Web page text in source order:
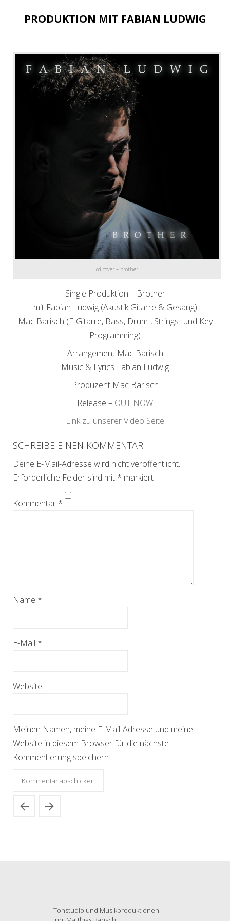
PRODUKTION MIT FABIAN LUDWIG
cd cover – brother
Single Produktion – Brother
mit Fabian Ludwig (Akustik Gitarre & Gesang)
Mac Barisch (E-Gitarre, Bass, Drum-, Strings- und Key
Programming)
Arrangement Mac Barisch
Music & Lyrics Fabian Ludwig
Produzent Mac Barisch
Release – OUT NOW
Link zu unserer Video Seite
SCHREIBE EINEN KOMMENTAR
Deine E-Mail-Adresse wird nicht veröffentlicht.
Erforderliche Felder sind mit * markiert
Kommentar *
Name *
E-Mail *
Website
Meinen Namen, meine E-Mail-Adresse und meine
Website in diesem Browser für die nächste
Kommentierung speichern.
Tonstudio und Musikproduktionen